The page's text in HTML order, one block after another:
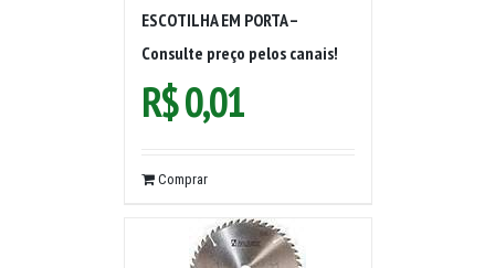
ESCOTILHA EM PORTA –
Consulte preço pelos canais!
R$0,01
Comprar